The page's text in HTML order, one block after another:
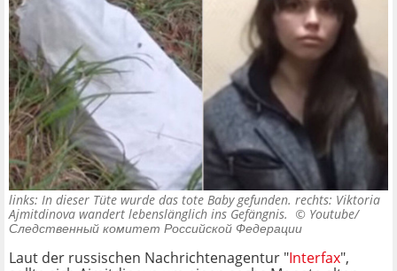
links: In dieser Tüte wurde das tote Baby gefunden. rechts: Viktoria
Ajmitdinova wandert lebenslänglich ins Gefängnis. © Youtube/
Следственный комитет Российской Федерации
Laut der russischen Nachrichtenagentur "Interfax",